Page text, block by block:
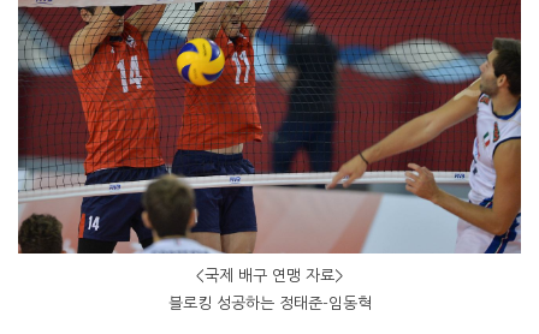
<국제 배구 연맹 자료>
블로킹 성공하는 정태준-임동혁